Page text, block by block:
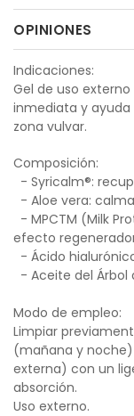
OPINIONES
Indicaciones:
Gel de uso
inmediata y
zona vulvar.
Composición:
- Syricalm®:
- Aloe vera:
- MPCTM (Milk
efecto
- Ácido
- Aceite del Árbol
Modo de empleo:
Limpiar
(mañana y
externa) con un
absorción.
Uso externo.